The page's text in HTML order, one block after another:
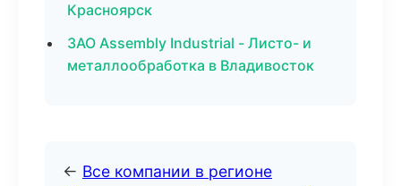
Красноярск
ЗАО Assembly Industrial - Листо- и
металлообработка в Владивосток
← Все компании в регионе